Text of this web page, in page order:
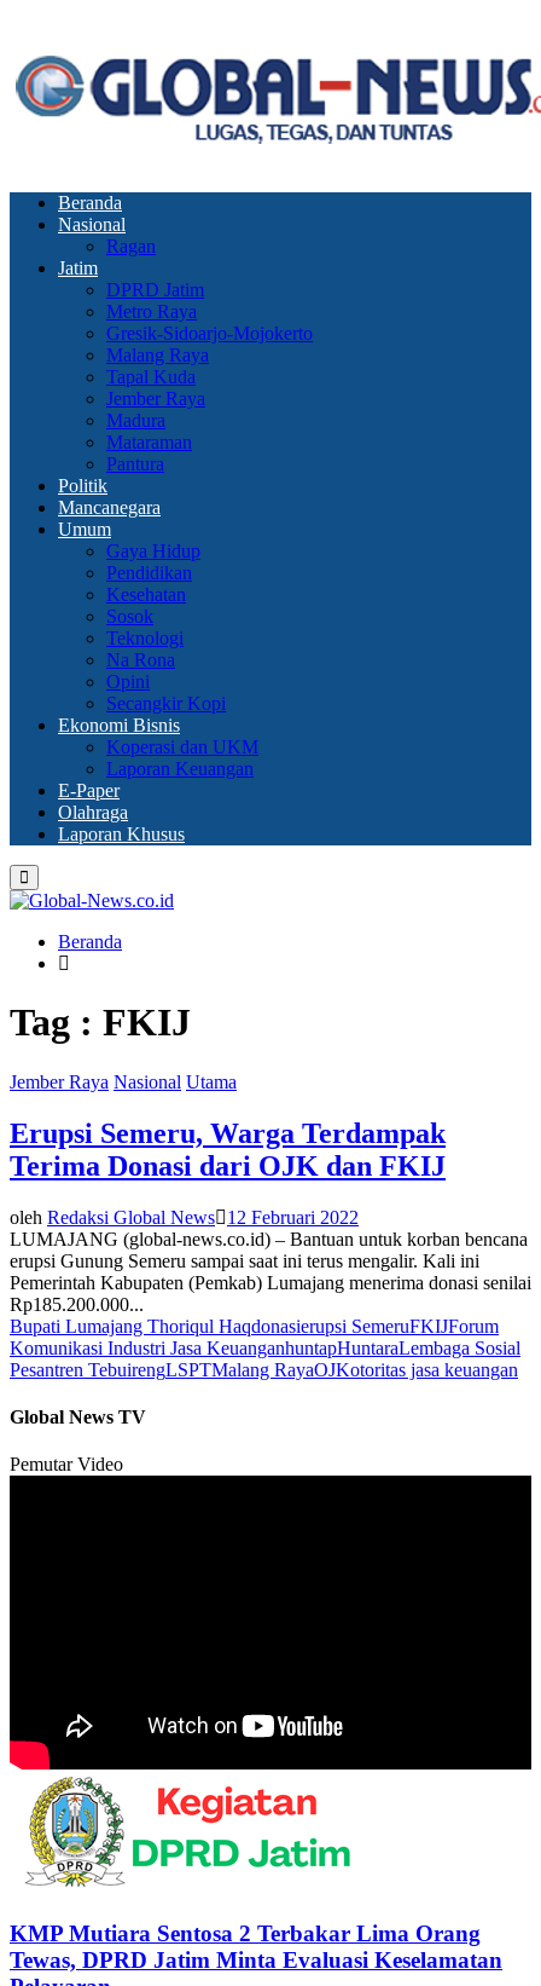
Beranda
Nasional
Ragan
Jatim
DPRD Jatim
Metro Raya
Gresik-Sidoarjo-Mojokerto
Malang Raya
Tapal Kuda
Jember Raya
Madura
Mataraman
Pantura
Politik
Mancanegara
Umum
Gaya Hidup
Pendidikan
Kesehatan
Sosok
Teknologi
Na Rona
Opini
Secangkir Kopi
Ekonomi Bisnis
Koperasi dan UKM
Laporan Keuangan
E-Paper
Olahraga
Laporan Khusus
Primary
Menu
Beranda
Tag : FKIJ
Jember Raya Nasional Utama
Erupsi Semeru, Warga Terdampak
Terima Donasi dari OJK dan FKIJ
oleh Redaksi Global News
12 Februari 2022
LUMAJANG (global-news.co.id) – Bantuan untuk korban bencana
erupsi Gunung Semeru sampai saat ini terus mengalir. Kali ini
Pemerintah Kabupaten (Pemkab) Lumajang menerima donasi senilai
Rp185.200.000...
Bupati Lumajang Thoriqul Haqdonasierupsi SemeruFKIJForum
Komunikasi Industri Jasa KeuanganhuntapHuntaraLembaga Sosial
Pesantren TebuirengLSPTMalang RayaOJKotoritas jasa keuangan
Global News TV
Pemutar Video
00:00
00:00
08:28
KMP Mutiara Sentosa 2 Terbakar Lima Orang
Tewas, DPRD Jatim Minta Evaluasi Keselamatan